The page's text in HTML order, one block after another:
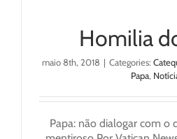
Homilia
maio 8th, 2018 | Categories:
Papa,
Papa: não dialogar com o